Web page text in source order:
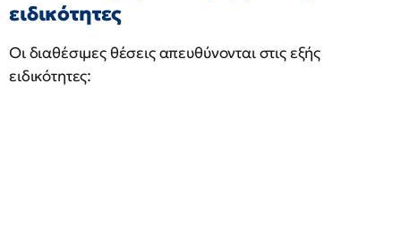
ειδικότητες
Οι διαθέσιμες θέσεις απευθύνονται στις εξής
ειδικότητες: